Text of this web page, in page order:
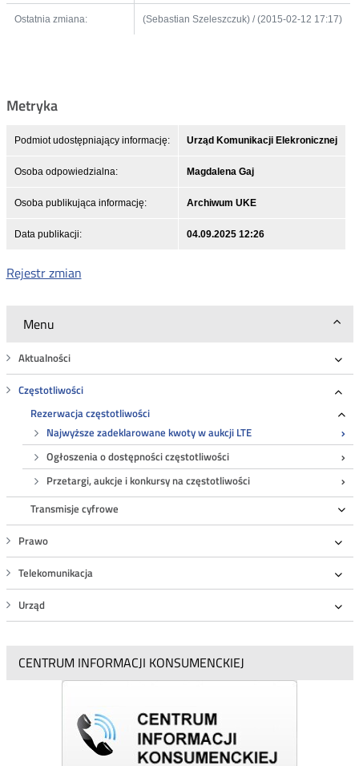
Menu
Aktualności
Częstotliwości
Rezerwacja częstotliwości
Najwyższe zadeklarowane kwoty w aukcji LTE
Ogłoszenia o dostępności częstotliwości
Przetargi, aukcje i konkursy na częstotliwości
Transmisje cyfrowe
Prawo
Telekomunikacja
Urząd
CENTRUM INFORMACJI KONSUMENCKIEJ
Ostatnia zmiana: (Sebastian Szeleszczuk) / (2015-02-12 17:17)
Metryka
Podmiot udostępniający informację: Urząd Komunikacji Elekronicznej
Osoba odpowiedzialna: Magdalena Gaj
Osoba publikująca informację: Archiwum UKE
Data publikacji: 04.09.2025 12:26
Rejestr zmian